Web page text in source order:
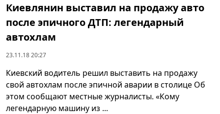
Киевлянин выставил на продажу авто
после эпичного ДТП: легендарный
автохлам
23.11.18 20:27
Киевский водитель решил выставить на продажу
свой автохлам после эпичной аварии в столице Об
этом сообщают местные журналисты. «Кому
легендарную машину из ...